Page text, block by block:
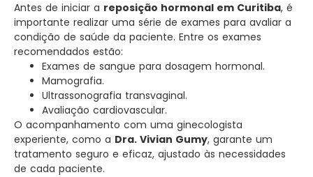
Antes de iniciar a reposição hormonal em Curitiba, é
importante realizar uma série de exames para avaliar a
condição de saúde da paciente. Entre os exames
recomendados estão:
Exames de sangue para dosagem hormonal.
Mamografia.
Ultrassonografia transvaginal.
Avaliação cardiovascular.
O acompanhamento com uma ginecologista
experiente, como a Dra. Vivian Gumy, garante um
tratamento seguro e eficaz, ajustado às necessidades
de cada paciente.